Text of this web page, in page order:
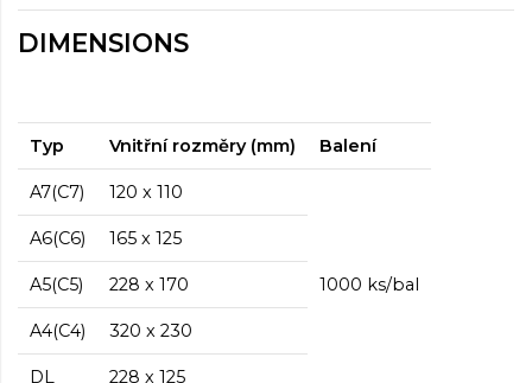
DIMENSIONS
Typ Vnitřní rozměry (mm) Balení
A7(C7) 120 x 110
1000 ks/bal
A6(C6) 165 x 125
A5(C5) 228 x 170
A4(C4) 320 x 230
DL 228 x 125